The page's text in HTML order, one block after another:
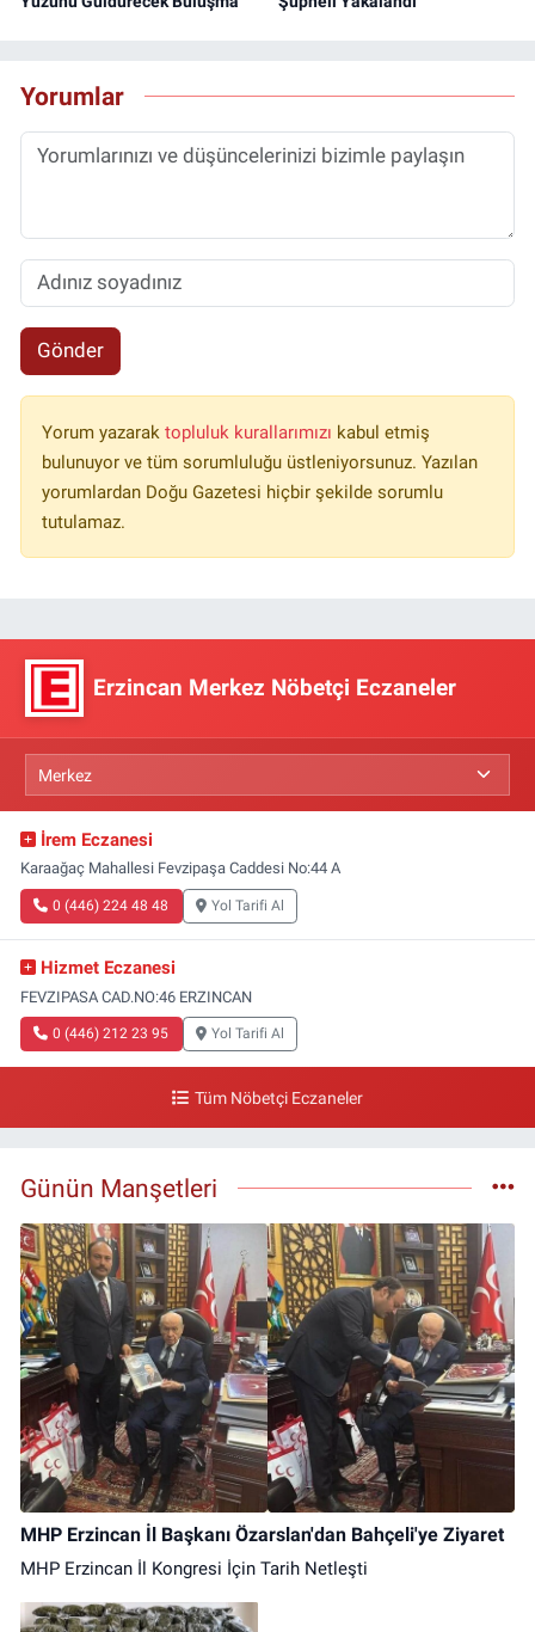
Yorumlar
Gönder
Yorum yazarak topluluk kurallarımızı kabul etmiş
bulunuyor ve tüm sorumluluğu üstleniyorsunuz. Yazılan
yorumlardan Doğu Gazetesi hiçbir şekilde sorumlu
tutulamaz.
Erzincan Merkez Nöbetçi Eczaneler
İrem Eczanesi
Karaağaç Mahallesi Fevzipaşa Caddesi No:44 A
0 (446) 224 48 48 Yol Tarifi Al
Hizmet Eczanesi
FEVZIPASA CAD.NO:46 ERZINCAN
0 (446) 212 23 95 Yol Tarifi Al
Tüm Nöbetçi Eczaneler
Günün Manşetleri
MHP Erzincan İl Başkanı Özarslan'dan Bahçeli'ye Ziyaret
MHP Erzincan İl Kongresi İçin Tarih Netleşti